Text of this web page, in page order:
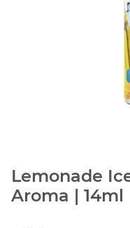
Lemonade
Aroma | 14ml